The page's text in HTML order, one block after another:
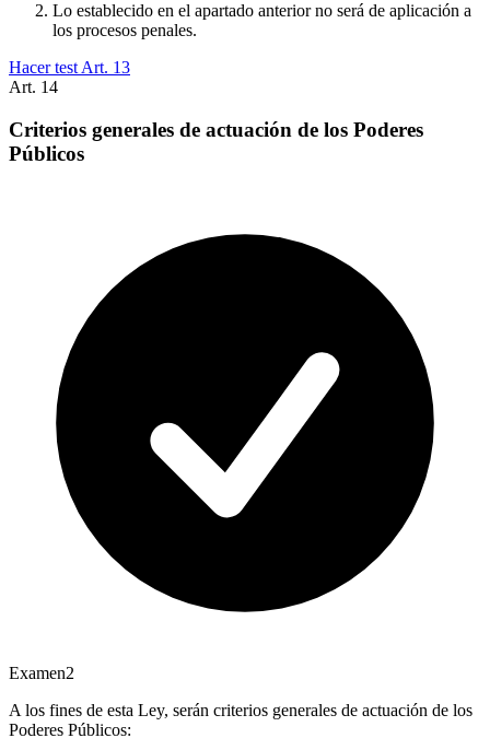
Lo establecido en el apartado anterior no será de aplicación a
los procesos penales.
Hacer test Art. 13
Art. 14
Criterios generales de actuación de los Poderes
Públicos
Examen2
A los fines de esta Ley, serán criterios generales de actuación de los
Poderes Públicos: